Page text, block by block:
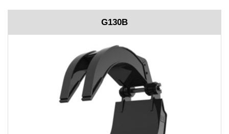
G130B